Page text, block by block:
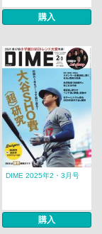
購入
DIME 2025年2・3月号
購入